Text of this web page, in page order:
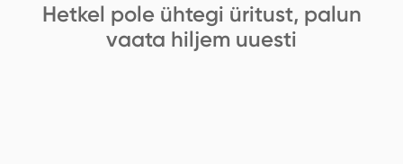
Hetkel pole ühtegi üritust, palun
vaata hiljem uuesti